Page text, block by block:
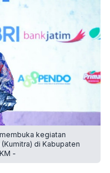
kegiatan
di Kabupaten
-